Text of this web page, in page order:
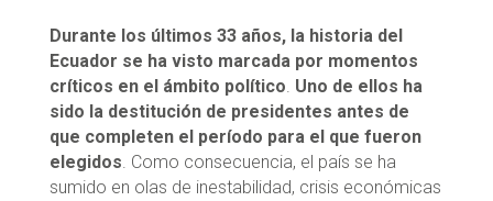
Durante los últimos 33 años, la historia del
Ecuador se ha visto marcada por momentos
críticos en el ámbito político. Uno de ellos ha
sido la destitución de presidentes antes de
que completen el período para el que fueron
elegidos. Como consecuencia, el país se ha
sumido en olas de inestabilidad, crisis económicas